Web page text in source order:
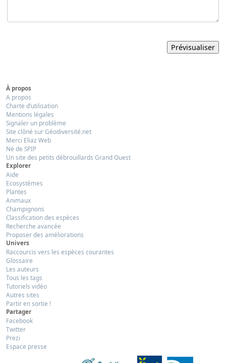
À propos
A propos
Charte d’utilisation
Mentions légales
Signaler un problème
Site clôné sur Géodiversité.net
Merci Eliaz Web
Né de SPIP
Un site des petits débrouillards Grand Ouest
Explorer
Aide
Ecosystèmes
Plantes
Animaux
Champignons
Classification des espèces
Recherche avancée
Proposer des améliorations
Univers
Raccourcis vers les espèces courantes
Glossaire
Les auteurs
Tous les tags
Tutoriels vidéo
Autres sites
Partir en sortie !
Partager
Facebook
Twitter
Prezi
Espace presse